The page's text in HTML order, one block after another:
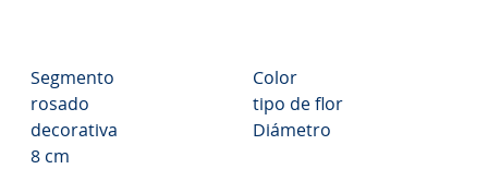
Segmento
Color
rosado
tipo de flor
decorativa
Diámetro
8 cm